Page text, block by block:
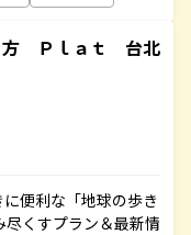
方 Ｐｌａｔ 台北
便利な「地球の歩き
くすプラン＆最新情